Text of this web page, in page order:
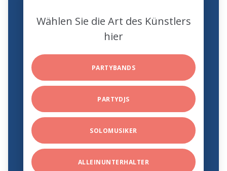
Wählen Sie die Art des Künstlers
hier
PARTYBANDS
PARTYDJS
SOLOMUSIKER
ALLEINUNTERHALTER